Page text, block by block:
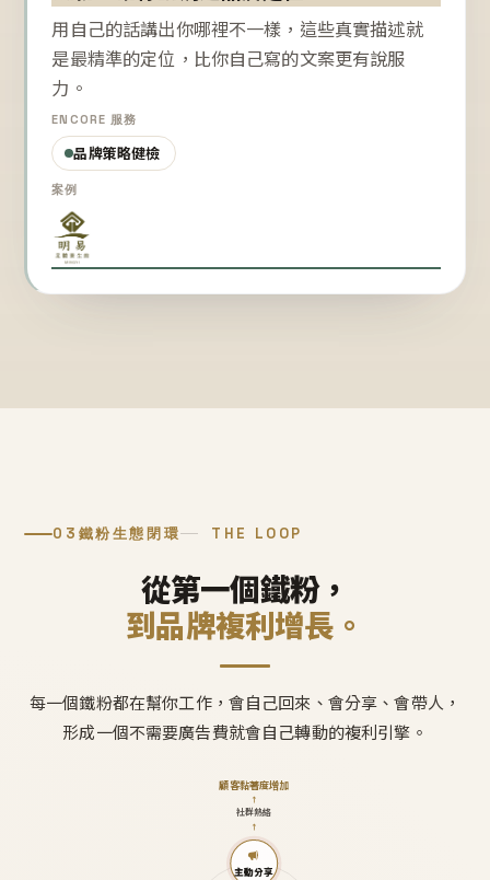
用自己的話講出你哪裡不一樣，這些真實描述就
是最精準的定位，比你自己寫的文案更有說服
力。
ENCORE 服務
品牌策略健檢
案例
03 鐵粉生態閉環 THE LOOP
從第一個鐵粉，
到品牌複利增長。
每一個鐵粉都在幫你工作，會自己回來、會分享、會帶人，
形成一個不需要廣告費就會自己轉動的複利引擎。
主動分享
↑
社群熱絡
↑
顧客黏著度增加